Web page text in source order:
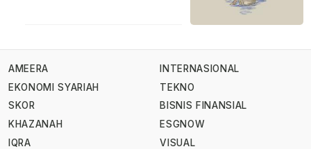
AMEERA
EKONOMI SYARIAH
SKOR
KHAZANAH
IQRA
INTERNASIONAL
TEKNO
BISNIS FINANSIAL
ESGNOW
VISUAL